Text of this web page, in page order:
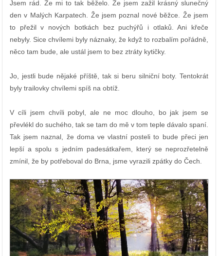
Jsem rád. Že mi to tak běželo. Že jsem zažil krásný slunečný
den v Malých Karpatech. Že jsem poznal nové běžce. Že jsem
to přežil v nových botkách bez puchýřů i otlaků. Ani křeče
nebyly. Sice chvílemi byly náznaky, že když to rozbalím pořádně,
něco tam bude, ale ustál jsem to bez ztráty kytičky.
Jo, jestli bude nějaké příště, tak si beru silniční boty. Tentokrát
byly trailovky chvílemi spíš na obtíž.
V cíli jsem chvíli pobyl, ale ne moc dlouho, bo jak jsem se
převlékl do suchého, tak se tam do mě v tom teple dávalo spaní.
Tak jsem naznal, že doma ve vlastní posteli to bude přeci jen
lepší a spolu s jedním padesátkařem, který se neprozřetelně
zmínil, že by potřeboval do Brna, jsme vyrazili zpátky do Čech.